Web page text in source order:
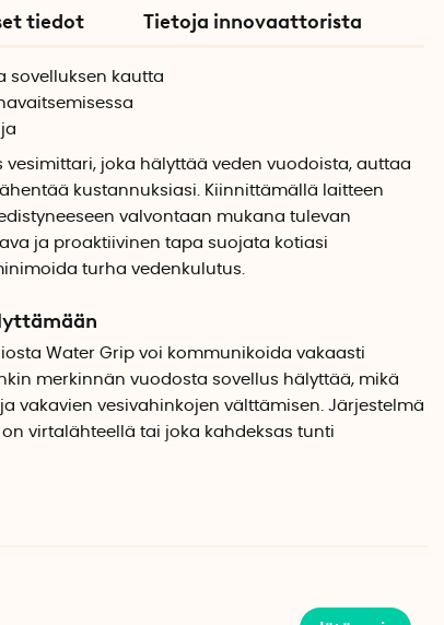
tiedot Tietoja innovaattorista
sovelluksen kautta
vesimittari, joka hälyttää veden vuodoista, auttaa
kustannuksiasi. Kiinnittämällä laitteen
valvontaan mukana tulevan
ja proaktiivinen tapa suojata kotiasi
turha vedenkulutus.
Water Grip voi kommunikoida vakaasti
merkinnän vuodosta sovellus hälyttää, mikä
vakavien vesivahinkojen välttämisen. Järjestelmä
virtalähteellä tai joka kahdeksas tunti
Sovelluksessa voit seurata käyttötapoja ja
saattavat viitata tehottomaan käyttöön.